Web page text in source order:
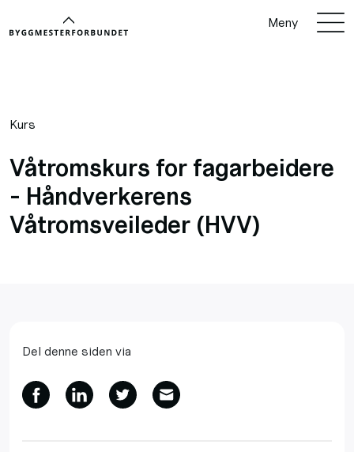
Meny
Kurs
Våtromskurs for fagarbeidere
- Håndverkerens
Våtromsveileder (HVV)
Del denne siden via